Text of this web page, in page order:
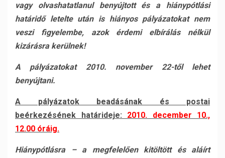
vagy olvashatatlanul benyújtott és a hiánypótlási
határidő letelte után is hiányos pályázatokat nem
veszi figyelembe, azok érdemi elbírálás nélkül
kizárásra kerülnek!
A pályázatokat 2010. november 22-től lehet
benyújtani.
A pályázatok beadásának és postai
beérkezésének határideje: 2010. december 10.,
12.00 óráig.
Hiánypótlásra – a megfelelően kitöltött és aláírt